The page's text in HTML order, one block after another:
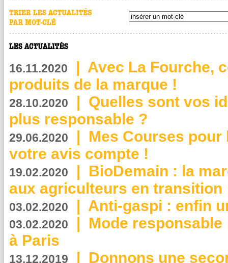
16.11.2020 | Avec La Fourche,
produits de la marque !
28.10.2020 | Quelles sont vos
plus responsable ?
29.06.2020 | Mes Courses pour
votre avis compte !
19.02.2020 | BioDemain : la
aux agriculteurs en transition
03.02.2020 | Anti-gaspi : enfin
03.02.2020 | Mode
à Paris
13.12.2019 | Donnons une